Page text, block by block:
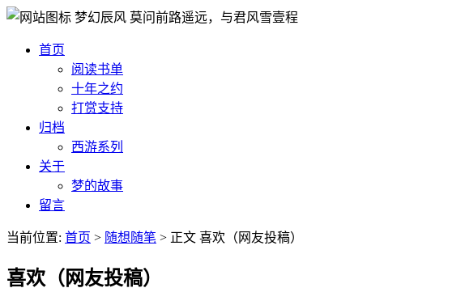
梦幻辰风 莫问前路遥远，与君风雪壹程
首页
阅读书单
十年之约
打赏支持
归档
西游系列
关于
梦的故事
留言
当前位置: 首页 > 随想随笔 > 正文 喜欢（网友投稿）
喜欢（网友投稿）